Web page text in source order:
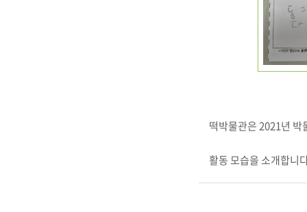
떡박물관은 2021년 박
활동 모습을 소개합니